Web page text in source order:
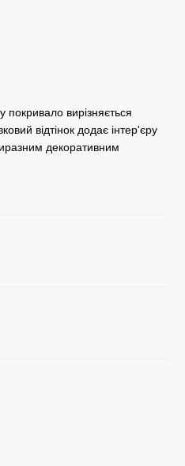
вирізняється
відтінок додає інтер'єру
декоративним